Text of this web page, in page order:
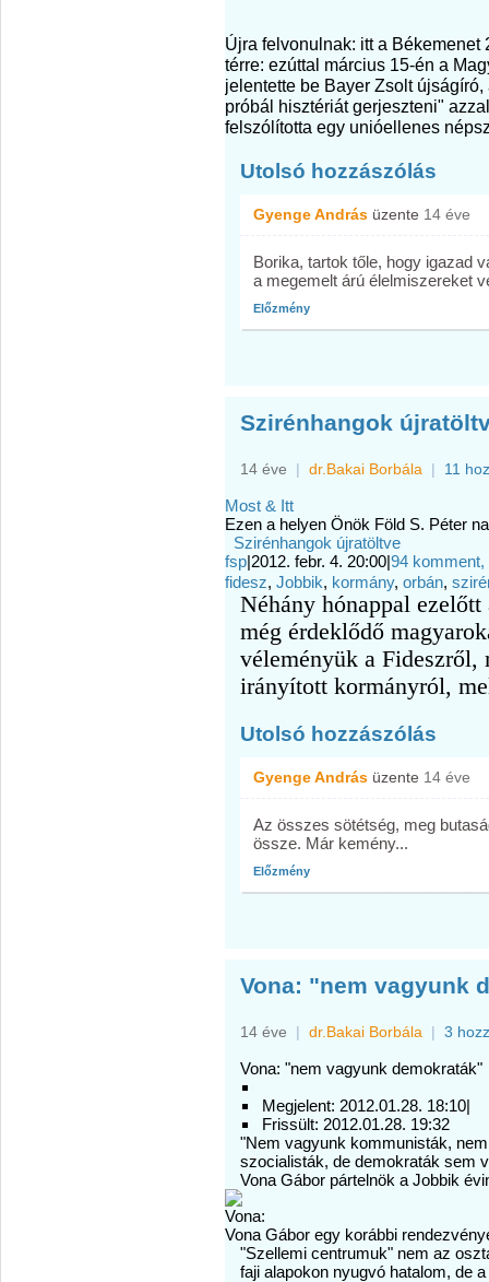
Újra felvonulnak: itt a
térre: ezúttal március 15-én a
jelentette be Bayer Zsolt
próbál hisztériát gerjeszteni"
felszólította egy unióellenes
Utolsó hozzászólás
Gyenge András üzente 14 éve
Borika, tartok tőle, hogy igazad
a megemelt árú élelmiszereket
Előzmény
Szirénhangok
14 éve | dr.Bakai Borbála | 11
Most & Itt
Ezen a helyen Önök Föld S. Péter
Szirénhangok újratöltve
fsp|2012. febr. 4. 20:00|94
fidesz, Jobbik, kormány, orbán,
Néhány hónappal
még érdeklődő
véleményük a Fideszről,
irányított kormányról,
Utolsó hozzászólás
Gyenge András üzente 14 éve
Az összes sötétség, meg
össze. Már kemény...
Előzmény
Vona: "nem vagyunk
14 éve | dr.Bakai Borbála | 3
Vona: "nem vagyunk demokraták"
Megjelent: 2012.01.28. 18:10|
Frissült: 2012.01.28. 19:32
"Nem vagyunk kommunisták,
szocialisták, de demokraták sem
Vona Gábor pártelnök a Jobbik
Vona Gábor egy korábbi
"Szellemi centrumuk" nem az
faji alapokon nyugvó hatalom, de